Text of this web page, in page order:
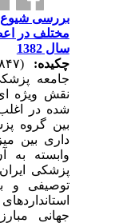
بررسی شیوع
مختلف در
سال 1382
چکیده:
جامعه
نقش ویژه ای
شده در اغلب
بین گروه
داری بین
وابسته به
پزشکی
توصیفی و
جهانی